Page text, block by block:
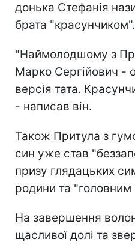
донька Стефанія
брата "красунчиком".
"Наймолодшому з
Марко Сергійович -
версія тата.
- написав він.
Також Притула з
син уже став
призу глядацьких
родини та
На завершення
щасливої долі та